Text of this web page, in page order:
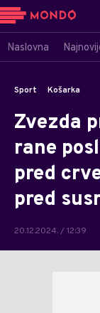
Naslovna
Sport Košarka
Zvezda
rane
pred
pred
20.12.2024. / 12:39